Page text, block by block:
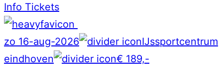
Info Tickets
zo 16-aug-2026
IJssportcentrum
eindhoven
€ 189,-